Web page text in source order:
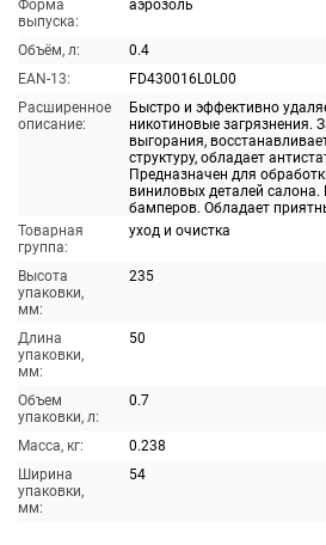
Форма
выпуска:
аэрозоль
Объём, л:
0.4
EAN-13:
FD430016L0L00
Расширенное
описание:
Быстро и эффективно
никотиновые загрязнения.
выгорания,
структуру, обладает
Предназначен для
виниловых деталей
бамперов. Обладает
Товарная
группа:
уход и очистка
Высота
упаковки,
мм:
235
Длина
упаковки,
мм:
50
Объем
упаковки, л:
0.7
Масса, кг:
0.238
Ширина
упаковки,
мм:
54